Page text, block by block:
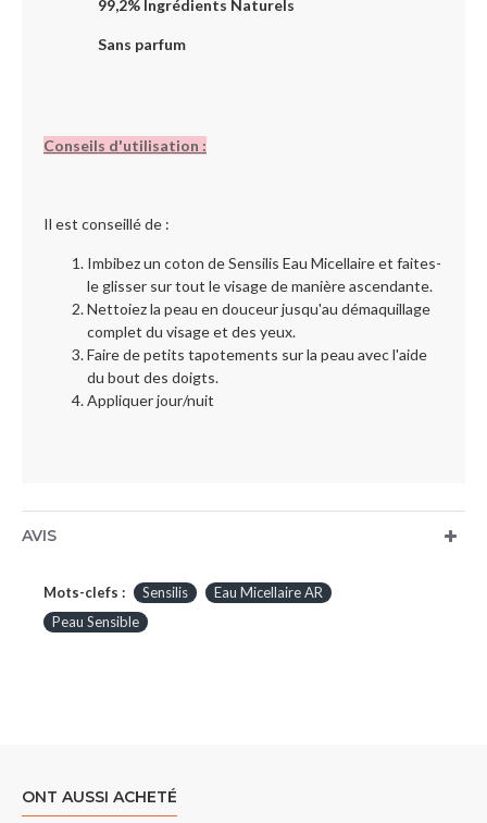
99,2% Ingrédients Naturels
Sans parfum
Conseils d'utilisation :
Il est conseillé de :
Imbibez un coton de Sensilis Eau Micellaire et faites-
le glisser sur tout le visage de manière ascendante.
Nettoiez la peau en douceur jusqu'au démaquillage
complet du visage et des yeux.
Faire de petits tapotements sur la peau avec l'aide
du bout des doigts.
Appliquer jour/nuit
AVIS
Mots-clefs : Sensilis
Eau Micellaire AR
Peau Sensible
ONT AUSSI ACHETÉ